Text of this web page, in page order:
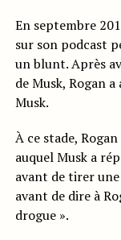
En septembre
sur son podcast
un blunt. Après
de Musk, Rogan
Musk.
À ce stade,
auquel Musk a
avant de tirer
avant de dire à
drogue ».